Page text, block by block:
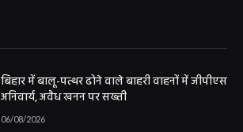
बिहार में बालू-पत्थर ढोने वाले बाहरी वाहनों में जीपीएस
अनिवार्य, अवैध खनन पर सख्ती
06/08/2026